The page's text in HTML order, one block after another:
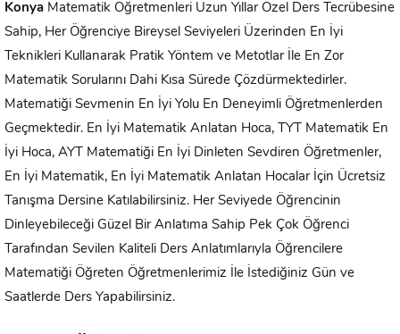
Konya Matematik Öğretmenleri Uzun Yıllar Özel Ders Tecrübesine
Sahip, Her Öğrenciye Bireysel Seviyeleri Üzerinden En İyi
Teknikleri Kullanarak Pratik Yöntem ve Metotlar İle En Zor
Matematik Sorularını Dahi Kısa Sürede Çözdürmektedirler.
Matematiği Sevmenin En İyi Yolu En Deneyimli Öğretmenlerden
Geçmektedir. En İyi Matematik Anlatan Hoca, TYT Matematik En
İyi Hoca, AYT Matematiği En İyi Dinleten Sevdiren Öğretmenler,
En İyi Matematik, En İyi Matematik Anlatan Hocalar İçin Ücretsiz
Tanışma Dersine Katılabilirsiniz. Her Seviyede Öğrencinin
Dinleyebileceği Güzel Bir Anlatıma Sahip Pek Çok Öğrenci
Tarafından Sevilen Kaliteli Ders Anlatımlarıyla Öğrencilere
Matematiği Öğreten Öğretmenlerimiz İle İstediğiniz Gün ve
Saatlerde Ders Yapabilirsiniz.